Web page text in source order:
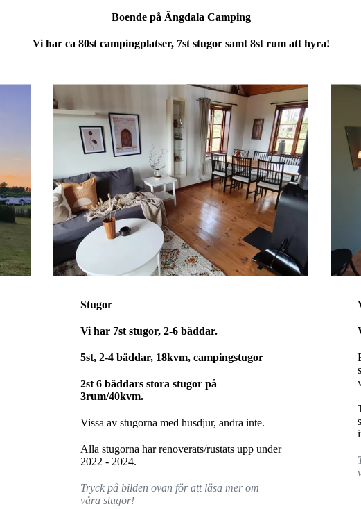
Boende på Ängdala Camping
Vi har ca 80st campingplatser, 7st stugor samt 8st rum att hyra!
Stugor
Vi har 7st stugor, 2-6 bäddar.
5st, 2-4 bäddar, 18kvm, campingstugor
2st 6 bäddars stora stugor på
3rum/40kvm.
Vissa av stugorna med husdjur, andra inte.
Alla stugorna har renoverats/rustats upp under
2022 - 2024.
Tryck på bilden ovan för att läsa mer om
våra stugor!